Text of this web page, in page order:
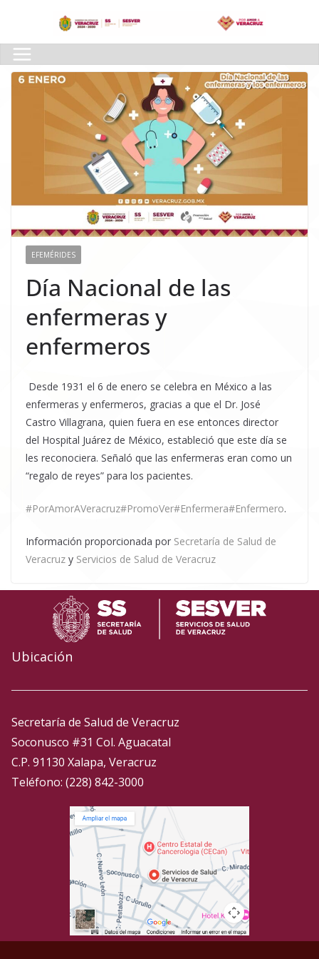
content
EFEMÉRIDES
Día Nacional de las
enfermeras y
enfermeros
Desde 1931 el 6 de enero se celebra en México a las
enfermeras y enfermeros, gracias a que el Dr. José
Castro Villagrana, quien fuera en ese entonces director
del Hospital Juárez de México, estableció que este día se
les reconociera. Señaló que las enfermeras eran como un
“regalo de reyes” para los pacientes.
#PorAmorAVeracruz#PromoVer#Enfermera#Enfermero.
Información proporcionada por Secretaría de Salud de
Veracruz y Servicios de Salud de Veracruz
Ubicación
Secretaría de Salud de Veracruz
Soconusco #31 Col. Aguacatal
C.P. 91130 Xalapa, Veracruz
Teléfono: (228) 842-3000